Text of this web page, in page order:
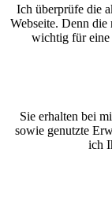
Ich überprüfe die
Webseite. Denn die
wichtig für eine
Sie erhalten bei
sowie genutzte
ich